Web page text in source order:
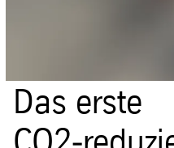
Das erste